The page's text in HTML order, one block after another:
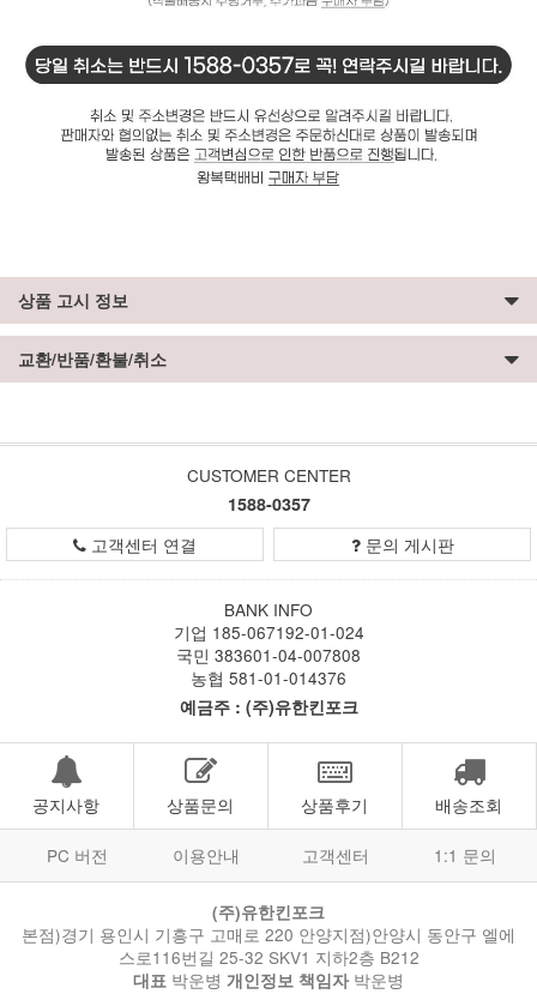
상품 고시 정보
교환/반품/환불/취소
CUSTOMER CENTER
1588-0357
고객센터 연결
문의 게시판
BANK INFO
기업 185-067192-01-024
국민 383601-04-007808
농협 581-01-014376
예금주 : (주)유한킨포크
공지사항 상품문의 상품후기 배송조회
PC 버전 이용안내 고객센터 1:1 문의
(주)유한킨포크
본점)경기 용인시 기흥구 고매로 220 안양지점)안양시 동안구 엘에
스로116번길 25-32 SKV1 지하2층 B212
대표 박운병 개인정보 책임자박운병